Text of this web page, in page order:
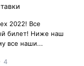
2022! Все
билет! Ниже наш
все наши...
4